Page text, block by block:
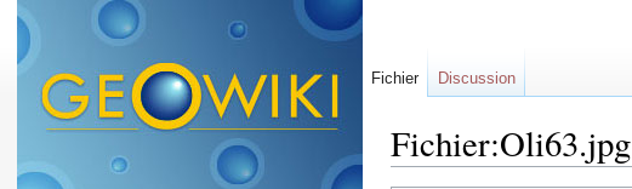
Fichier:Oli63.jpg
Fichier Discussion